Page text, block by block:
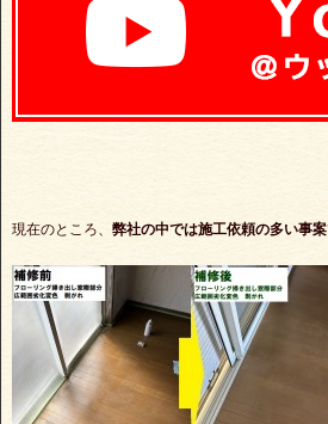
現在のところ、 弊社の中では施工依頼の多い事案